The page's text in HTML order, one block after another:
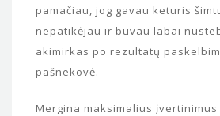
pamačiau, jog gavau keturis
nepatikėjau ir buvau labai
akimirkas po rezultatų
pašnekovė.
Mergina maksimalius